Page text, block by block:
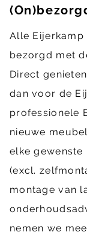
Alle
bezorgd met
Direct
dan voor de
professionele
nieuwe
elke
(excl.
montage van
nemen we